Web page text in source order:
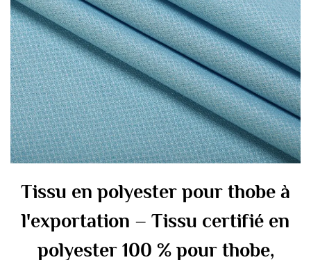
Tissu en polyester pour thobe à
l'exportation – Tissu certifié en
polyester 100 % pour thobe,